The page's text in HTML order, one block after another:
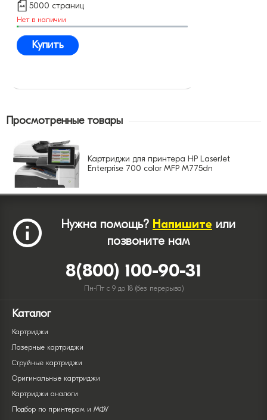
5000 страниц
Нет в наличии
Купить
Просмотренные товары
Картриджи для принтера HP LaserJet
Enterprise 700 color MFP M775dn
Нужна помощь? Напишите или
позвоните нам
8(800) 100-90-31
Пн-Пт с 9 до 18 (без перерыва)
Каталог
Картриджи
Лазерные картриджи
Струйные картриджи
Оригинальные картриджи
Картриджи аналоги
Подбор по принтерам и МФУ